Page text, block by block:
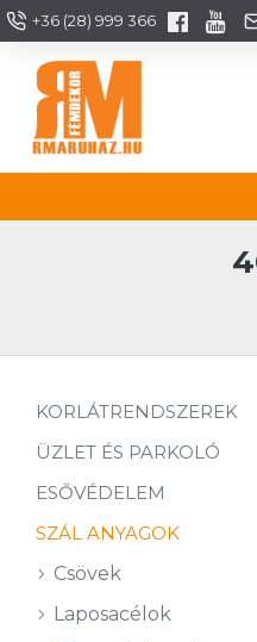
+36 (28) 999 366
KORLÁTRENDSZEREK
ÜZLET ÉS PARKOLÓ
ESŐVÉDELEM
SZÁL ANYAGOK
Csövek
Laposacélok